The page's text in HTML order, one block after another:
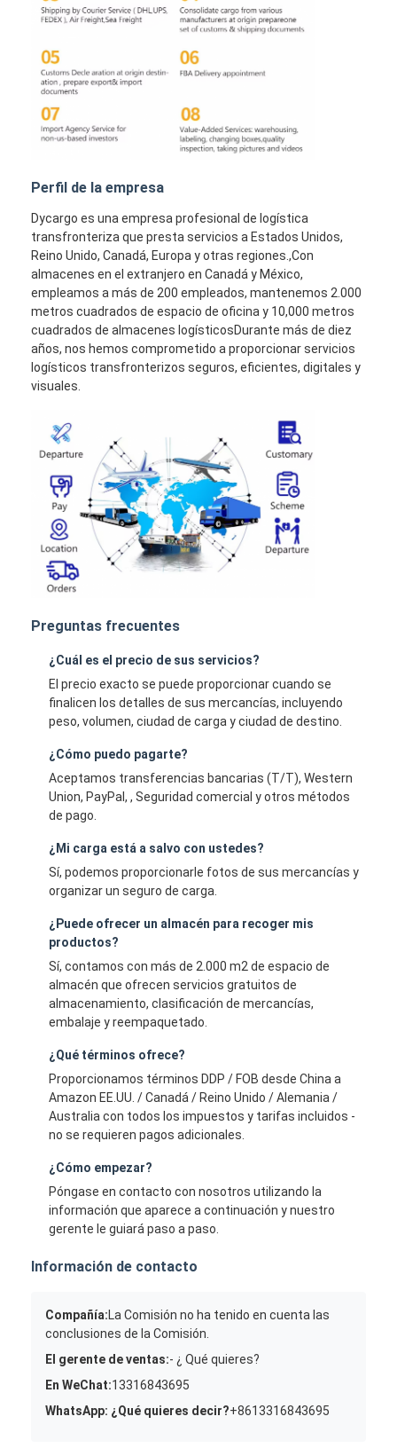
Perfil de la empresa
Dycargo es una empresa profesional de logística
transfronteriza que presta servicios a Estados Unidos,
Reino Unido, Canadá, Europa y otras regiones.,Con
almacenes en el extranjero en Canadá y México,
empleamos a más de 200 empleados, mantenemos 2.000
metros cuadrados de espacio de oficina y 10,000 metros
cuadrados de almacenes logísticosDurante más de diez
años, nos hemos comprometido a proporcionar servicios
logísticos transfronterizos seguros, eficientes, digitales y
visuales.
Preguntas frecuentes
¿Cuál es el precio de sus servicios?
El precio exacto se puede proporcionar cuando se
finalicen los detalles de sus mercancías, incluyendo
peso, volumen, ciudad de carga y ciudad de destino.
¿Cómo puedo pagarte?
Aceptamos transferencias bancarias (T/T), Western
Union, PayPal, , Seguridad comercial y otros métodos
de pago.
¿Mi carga está a salvo con ustedes?
Sí, podemos proporcionarle fotos de sus mercancías y
organizar un seguro de carga.
¿Puede ofrecer un almacén para recoger mis
productos?
Sí, contamos con más de 2.000 m2 de espacio de
almacén que ofrecen servicios gratuitos de
almacenamiento, clasificación de mercancías,
embalaje y reempaquetado.
¿Qué términos ofrece?
Proporcionamos términos DDP / FOB desde China a
Amazon EE.UU. / Canadá / Reino Unido / Alemania /
Australia con todos los impuestos y tarifas incluidos -
no se requieren pagos adicionales.
¿Cómo empezar?
Póngase en contacto con nosotros utilizando la
información que aparece a continuación y nuestro
gerente le guiará paso a paso.
Información de contacto
Compañía:La Comisión no ha tenido en cuenta las
conclusiones de la Comisión.
El gerente de ventas:- ¿ Qué quieres?
En WeChat:13316843695
WhatsApp: ¿Qué quieres decir?+8613316843695